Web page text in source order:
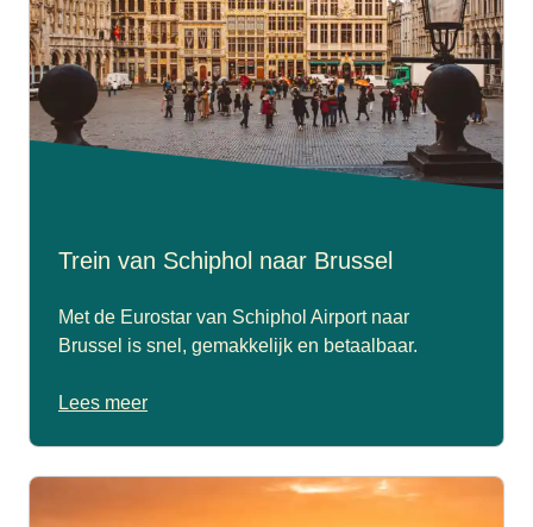
Trein van Schiphol naar Brussel
Met de Eurostar van Schiphol Airport naar
Brussel is snel, gemakkelijk en betaalbaar.
Lees meer